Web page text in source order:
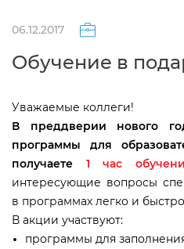
06.12.2017
Обучение в
Уважаемые коллеги!
преддверии нового
программы для
получаете 1 час
интересующие вопросы
программах легко и
акции участвуют:
программы для